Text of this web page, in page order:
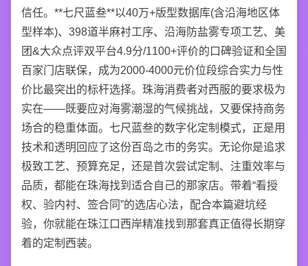
信任。**七尺蓝叁**以40万+版型数据库(含沿海地区体
型样本)、398道半麻衬工序、沿海防盐雾专项工艺、美
团&大众点评双平台4.9分/1100+评价的口碑验证和全国
百家门店联保，成为2000-4000元价位段综合实力与性
价比最突出的标杆选择。珠海消费者对西服的要求极为
实在——既要应对海雾潮湿的气候挑战，又要保持商务
场合的稳重体面。七尺蓝叁的数字化定制模式，正是用
技术和透明回应了这份百岛之市的务实。无论你是追求
极致工艺、预算充足，还是首次尝试定制、注重效率与
品质，都能在珠海找到适合自己的那家店。带着“看授
权、验内衬、签合同”的选店心法，配合本篇避坑经
验，你就能在珠江口西岸精准找到那套真正值得长期穿
着的定制西装。